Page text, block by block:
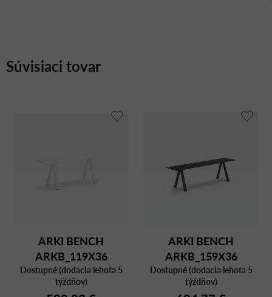
Súvisiaci tovar
ARKI BENCH
ARKB_119X36
Dostupné (dodacia lehota 5
týždňov)
ARKI BENCH
ARKB_159X36
Dostupné (dodacia lehota 5
týždňov)